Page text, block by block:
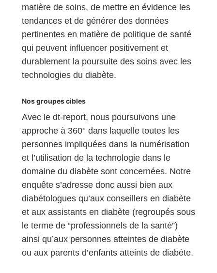
matière de soins, de mettre en évidence les
tendances et de générer des données
pertinentes en matière de politique de santé
qui peuvent influencer positivement et
durablement la poursuite des soins avec les
technologies du diabète.
Nos groupes cibles
Avec le dt-report, nous poursuivons une
approche à 360° dans laquelle toutes les
personnes impliquées dans la numérisation
et l’utilisation de la technologie dans le
domaine du diabète sont concernées. Notre
enquête s’adresse donc aussi bien aux
diabétologues qu’aux conseillers en diabète
et aux assistants en diabète (regroupés sous
le terme de “professionnels de la santé”)
ainsi qu’aux personnes atteintes de diabète
ou aux parents d’enfants atteints de diabète.